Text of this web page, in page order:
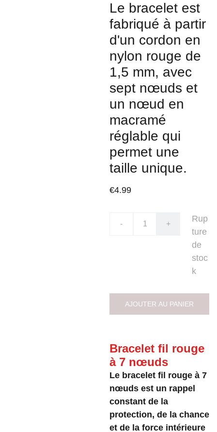
Le bracelet est
fabriqué à partir
d'un cordon en
nylon rouge de
1,5 mm, avec
sept nœuds et
un nœud en
macramé
réglable qui
permet une
taille unique.
€4.99
- +
Rup
ture
de
stoc
k
AJOUTER AU PANIER
Bracelet fil rouge
à 7 nœuds
Le bracelet fil rouge à 7
nœuds est un rappel
constant de la
protection, de la chance
et de la force intérieure